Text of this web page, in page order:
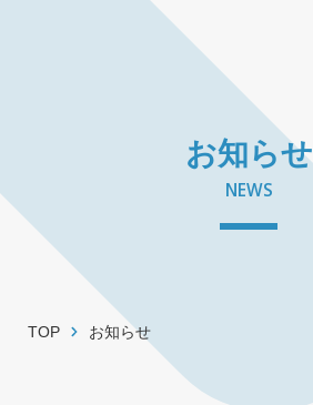
お知らせ
NEWS
TOP お知らせ